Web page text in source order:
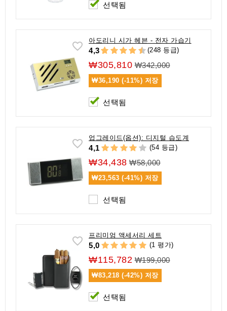
선택됨
아도리니 시가 헤븐 - 전자 가습기
4,3 (248 등급)
₩305,810 ₩342,000
₩36,190 (-11%) 저장
선택됨
업그레이드(옵션): 디지털 습도계
4,1 (54 등급)
₩34,438 ₩58,000
₩23,563 (-41%) 저장
선택됨
프리미엄 액세서리 세트
5,0 (1 평가)
₩115,782 ₩199,000
₩83,218 (-42%) 저장
선택됨